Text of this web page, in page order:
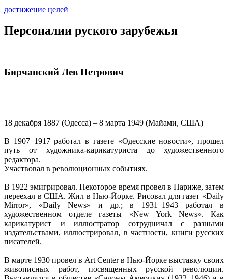
достижение целей
Персоналии руского зарубежья
Бирчанский Лев Петрович
18 декабря 1887 (Одесса) – 8 марта 1949 (Майами, США)
В 1907–1917 работал в газете «Одесские новости», прошел
путь от художника-карикатуриста до художественного
редактора.
Участвовал в революционных событиях.
В 1922 эмигрировал. Некоторое время провел в Париже, затем
переехал в США. Жил в Нью-Йорке. Рисовал для газет «Daily
Mirror», «Daily News» и др.; в 1931–1943 работал в
художественном отделе газеты «New York News». Как
карикатурист и иллюстратор сотрудничал с разными
издательствами, иллюстрировал, в частности, книги русских
писателей.
В марте 1930 провел в Art Centеr в Нью-Йорке выставку своих
живописных работ, посвященных русской революции.